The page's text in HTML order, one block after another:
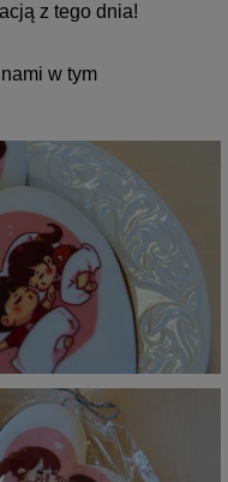
z tego dnia!
w tym